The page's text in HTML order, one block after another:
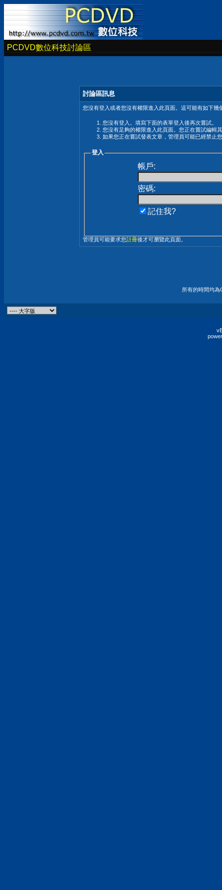
PCDVD數位科技討論區
討論區訊息
您沒有登入或者您沒有權限進入此頁面。這可能有如下幾
您沒有登入。填寫下面的表單登入後再次嘗試。
您沒有足夠的權限進入此頁面。您正在嘗試編輯
如果您正在嘗試發表文章，管理員可能已經禁止
登入
帳戶:
密碼:
記住我?
管理員可能要求您註冊後才可瀏覽此頁面。
所有的時間均為